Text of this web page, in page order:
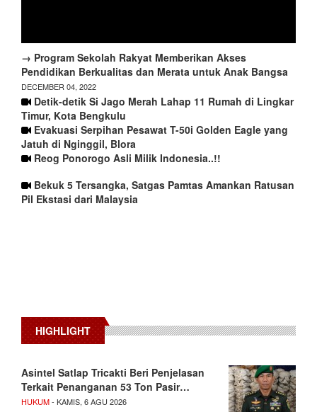
→ Program Sekolah Rakyat Memberikan Akses
Pendidikan Berkualitas dan Merata untuk Anak Bangsa
DECEMBER 04, 2022
Detik-detik Si Jago Merah Lahap 11 Rumah di Lingkar
Timur, Kota Bengkulu
Evakuasi Serpihan Pesawat T-50i Golden Eagle yang
Jatuh di Nginggil, Blora
Reog Ponorogo Asli Milik Indonesia..!!
Bekuk 5 Tersangka, Satgas Pamtas Amankan Ratusan
Pil Ekstasi dari Malaysia
HIGHLIGHT
Asintel Satlap Tricakti Beri Penjelasan
Terkait Penanganan 53 Ton Pasir…
HUKUM- KAMIS, 6 AGU 2026